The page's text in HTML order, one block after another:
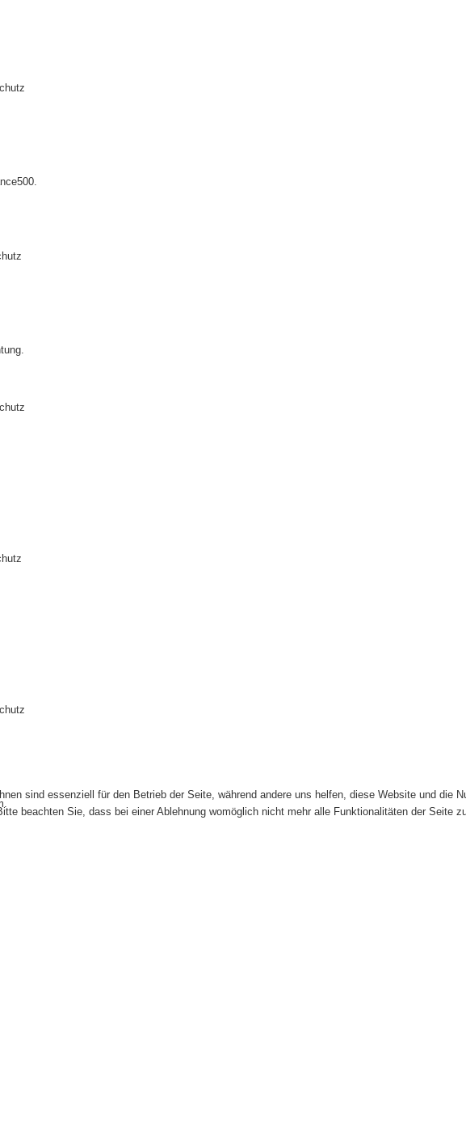
sind essenziell für den Betrieb der Seite, während andere uns helfen, diese Website und die
beachten Sie, dass bei einer Ablehnung womöglich nicht mehr alle Funktionalitäten der Seite